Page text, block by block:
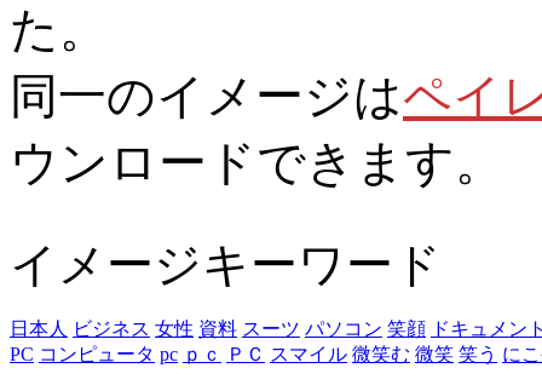
た。
同一のイメージはペイ
ウンロードできます。
イメージキーワード
日本人 ビジネス 女性 資料 スーツ パソコン 笑顔 ドキュメン
PC コンピュータ pc ｐｃ ＰＣ スマイル 微笑む 微笑 笑う に